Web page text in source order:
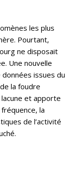
les plus
Pourtant,
ne disposait
Une nouvelle
issues du
la foudre
et apporte
la
de l’activité